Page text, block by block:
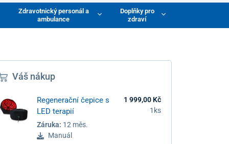
Zdravotnický personál a
ambulance
Doplňky pro
zdraví
Váš nákup
Regenerační čepice s
LED terapií
1 999,00 Kč
1ks
Záruka: 12 měs.
Manuál